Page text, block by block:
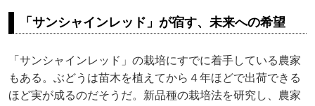
「サンシャインレッド」が宿す、未来への希望
「サンシャインレッド」の栽培にすでに着手している農家
もある。ぶどうは苗木を植えてから４年ほどで出荷できる
ほど実が成るのだそうだ。新品種の栽培法を研究し、農家